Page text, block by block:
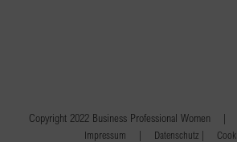
Copyright 2022 Business Professional Women
Impressum | Datenschutz |